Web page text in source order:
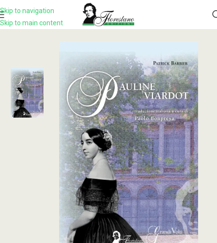
Skip to navigation
Skip to main content
Home Prodotto Pauline Viardot